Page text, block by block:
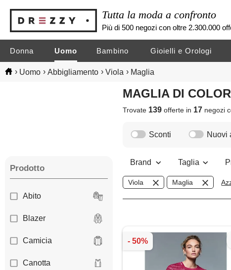
Tutta la moda a confronto
Più di 500 negozi con oltre 2.300.000
Donna Uomo Bambino Gioielli e Orologi
› Uomo › Abbigliamento › Viola › Maglia
MAGLIA DI
Trovate 139 offerte in 17 negozi
Prodotto
Abito
Blazer
Camicia
Canotta
Sconti Nuovi
Brand Taglia
Viola Maglia